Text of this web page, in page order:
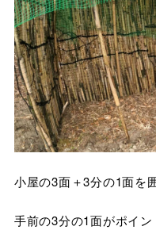
小屋の3面＋3分の1面を
手前の3分の1面がポイ